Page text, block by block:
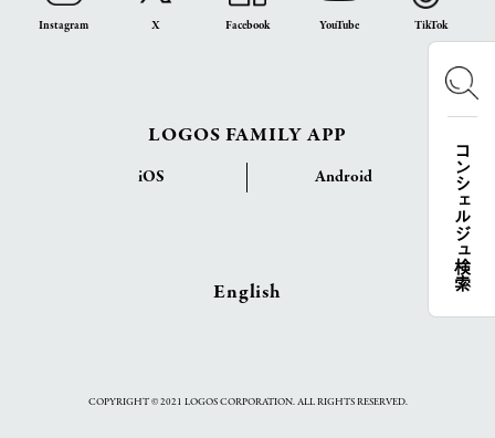
コンシェルジュ検索
Instagram X Facebook YouTube TikTok
LOGOS FAMILY APP
iOS Android
English
COPYRIGHT © 2021 LOGOS CORPORATION. ALL RIGHTS RESERVED.